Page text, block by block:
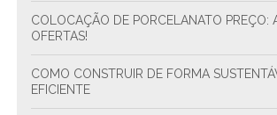
COLOCAÇÃO DE PORCELANATO PREÇO: APROVEITE AS
OFERTAS!
COMO CONSTRUIR DE FORMA SUSTENTÁVEL E
EFICIENTE